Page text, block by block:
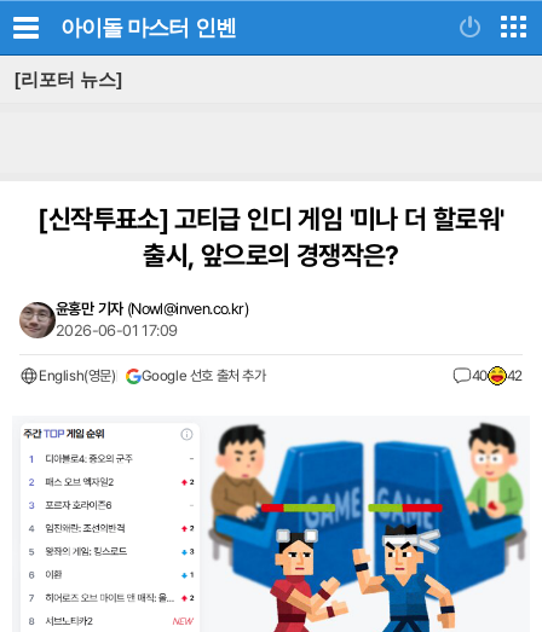
아이돌 마스터 인벤
[리포터 뉴스]
[신작투표소]고티급 인디 게임 '미나 더 할로워'
출시, 앞으로의 경쟁작은?
윤홍만 기자 (Nowl@inven.co.kr)
2026-06-01 17:09
English(영문) Google 선호 출처 추가 40 42